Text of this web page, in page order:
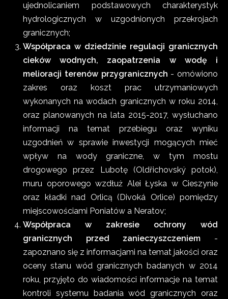
ujednolicaniem podstawowych charakterystyk
hydrologicznych w uzgodnionych przekrojach
granicznych;
Współpraca w dziedzinie regulacji granicznych
cieków wodnych, zaopatrzenia w wodę i
melioracji terenów przygranicznych - omówiono
zakres oraz koszt prac utrzymaniowych
wykonanych na wodach granicznych w roku 2014,
oraz planowanych na lata 2015-2017, wysłuchano
informacji na temat przebiegu oraz wyniku
uzgodnień w sprawie inwestycji mogących mieć
wpływ na wody graniczne, w tym mostu
drogowego przez Lubotę (Oldřichovský potok),
muru oporowego wzdłuż Alei Łyska w Cieszynie
oraz kładki nad Orlicą (Divoká Orlice) pomiędzy
miejscowościami Poniatów a Neratov;
Współpraca w zakresie ochrony wód
granicznych przed zanieczyszczeniem -
zapoznano się z informacjami na temat jakości oraz
oceny stanu wód granicznych badanych w 2014
roku, przyjęto do wiadomości informacje na temat
kontroli systemu badania wód granicznych oraz